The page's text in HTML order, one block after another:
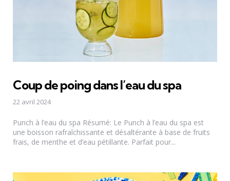
Coup de poing dans l’eau du spa
22 avril 2024
Punch à l’eau du spa Résumé: Le Punch à l’eau du spa est
une boisson rafraîchissante et désaltérante à base de fruits
frais, de menthe et d’eau pétillante. Parfait pour...